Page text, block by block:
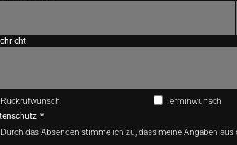
Rückrufwunsch
Terminwunsch
Durch das Absenden stimme ich zu, dass meine Angaben